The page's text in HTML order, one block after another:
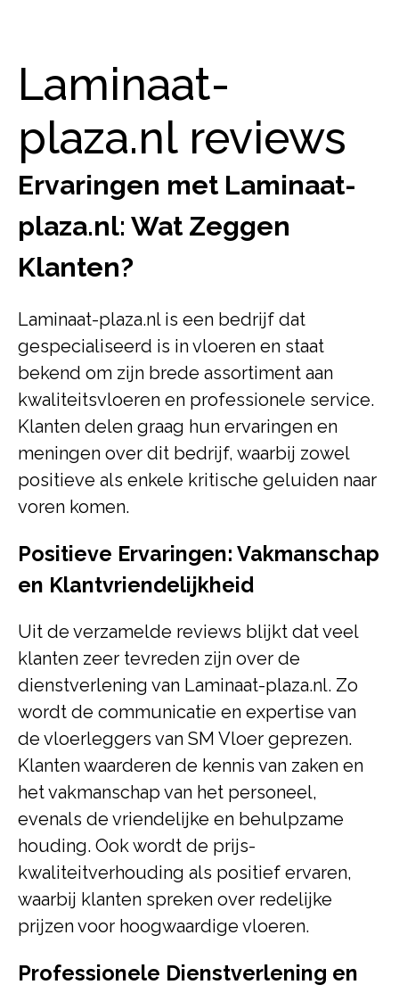
Laminaat-
plaza.nl reviews
Ervaringen met Laminaat-
plaza.nl: Wat Zeggen
Klanten?
Laminaat-plaza.nl is een bedrijf dat
gespecialiseerd is in vloeren en staat
bekend om zijn brede assortiment aan
kwaliteitsvloeren en professionele service.
Klanten delen graag hun ervaringen en
meningen over dit bedrijf, waarbij zowel
positieve als enkele kritische geluiden naar
voren komen.
Positieve Ervaringen: Vakmanschap
en Klantvriendelijkheid
Uit de verzamelde reviews blijkt dat veel
klanten zeer tevreden zijn over de
dienstverlening van Laminaat-plaza.nl. Zo
wordt de communicatie en expertise van
de vloerleggers van SM Vloer geprezen.
Klanten waarderen de kennis van zaken en
het vakmanschap van het personeel,
evenals de vriendelijke en behulpzame
houding. Ook wordt de prijs-
kwaliteitverhouding als positief ervaren,
waarbij klanten spreken over redelijke
prijzen voor hoogwaardige vloeren.
Professionele Dienstverlening en